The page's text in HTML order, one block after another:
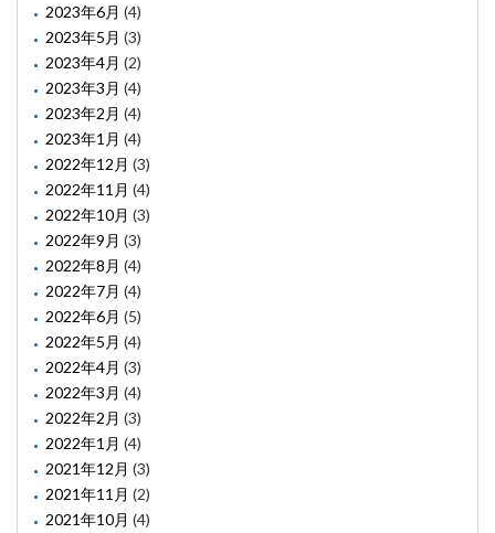
2023年6月 (4)
2023年5月 (3)
2023年4月 (2)
2023年3月 (4)
2023年2月 (4)
2023年1月 (4)
2022年12月 (3)
2022年11月 (4)
2022年10月 (3)
2022年9月 (3)
2022年8月 (4)
2022年7月 (4)
2022年6月 (5)
2022年5月 (4)
2022年4月 (3)
2022年3月 (4)
2022年2月 (3)
2022年1月 (4)
2021年12月 (3)
2021年11月 (2)
2021年10月 (4)